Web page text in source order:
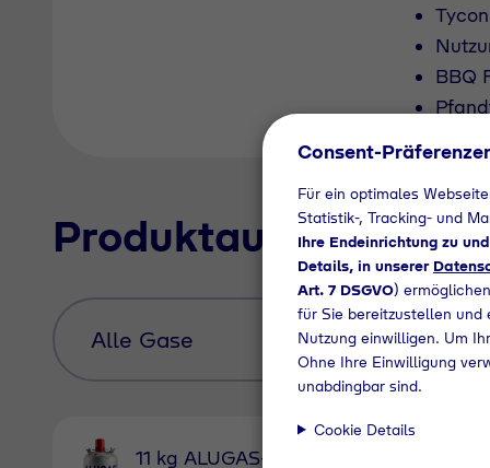
BBQ
Produktauswahl
11 kg ALUGAS-
11 kg
Consent-
Für ein optimales
Statistik-, Tracking- und
Ihre Endeinrichtung zu
Details, in unserer
Art. 7 DSGVO)
für Sie bereitzustellen und
Nutzung einwilligen. Um
Ohne Ihre Einwilligung
unabdingbar sind.
Cookie Details